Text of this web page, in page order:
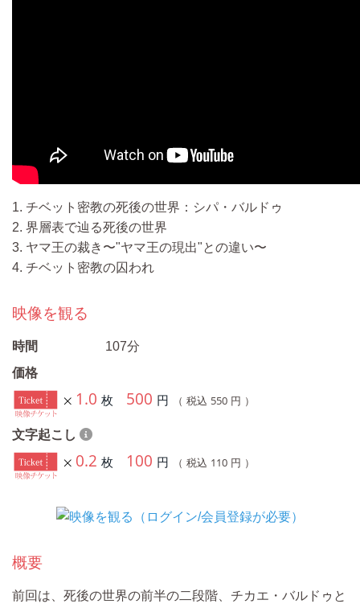
1. チベット密教の死後の世界：シパ・バルドゥ
2. 界層表で辿る死後の世界
3. ヤマ王の裁き〜"ヤマ王の現出"との違い〜
4. チベット密教の囚われ
映像を観る
時間
107分
価格
1.0 枚 500 円 （ 税込 550 円 ）
文字起こし
0.2 枚 100 円 （ 税込 110 円 ）
概要
前回は、死後の世界の前半の二段階、チカエ・バルドゥと